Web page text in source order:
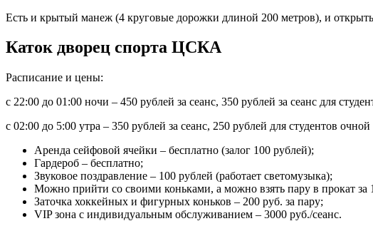
Есть и крытый манеж (4 круговые дорожки длиной 200 метров), и
Каток дворец спорта ЦСКА
Расписание и цены:
с 22:00 до 01:00 ночи – 450 рублей за сеанс, 350 рублей за сеанс для
с 02:00 до 5:00 утра – 350 рублей за сеанс, 250 рублей для студентов
Аренда сейфовой ячейки – бесплатно (залог 100 рублей);
Гардероб – бесплатно;
Звуковое поздравление – 100 рублей (работает светомузыка);
Можно прийти со своими коньками, а можно взять пару в прокат за
Заточка хоккейных и фигурных коньков – 200 руб. за пару;
VIP зона с индивидуальным обслуживанием – 3000 руб./сеанс.